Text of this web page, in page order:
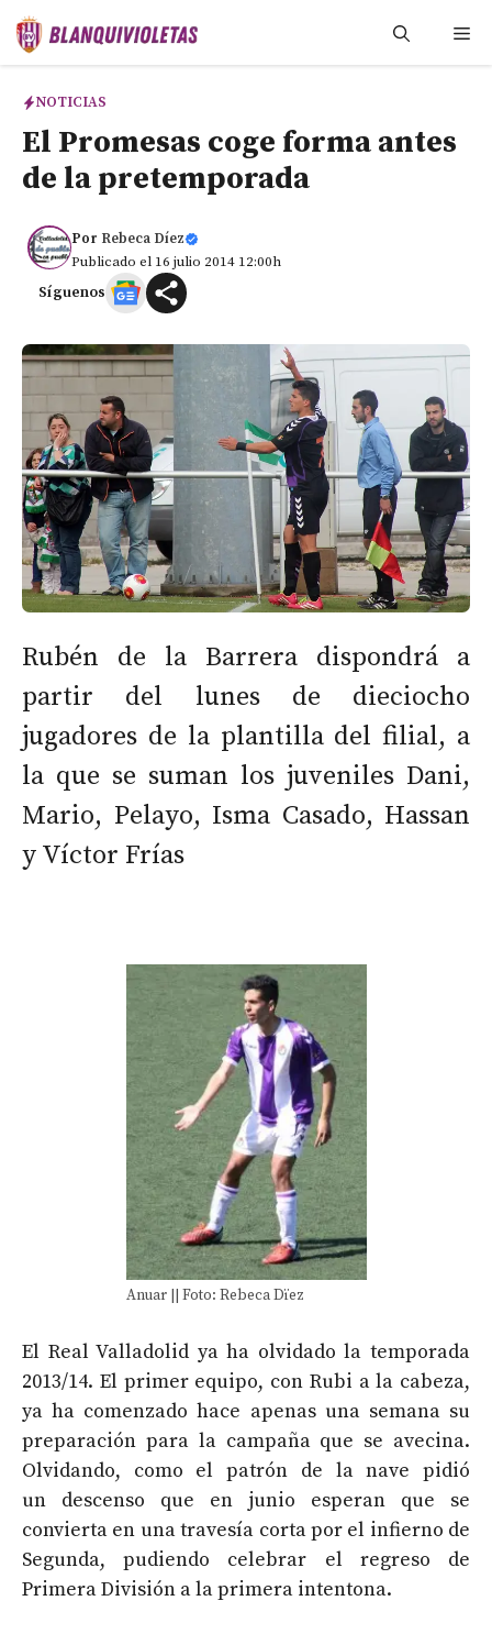
Saltar
NOTICIAS
El Promesas coge forma antes
de la pretemporada
Por Rebeca Díez
Publicado el 16 julio 2014 12:00h
Síguenos
Rubén de la Barrera dispondrá a
partir del lunes de dieciocho
jugadores de la plantilla del filial, a
la que se suman los juveniles Dani,
Mario, Pelayo, Isma Casado, Hassan
y Víctor Frías
Anuar || Foto: Rebeca Dïez
El Real Valladolid ya ha olvidado la temporada
2013/14. El primer equipo, con Rubi a la cabeza,
ya ha comenzado hace apenas una semana su
preparación para la campaña que se avecina.
Olvidando, como el patrón de la nave pidió
un descenso que en junio esperan que se
convierta en una travesía corta por el infierno de
Segunda, pudiendo celebrar el regreso de
Primera División a la primera intentona.